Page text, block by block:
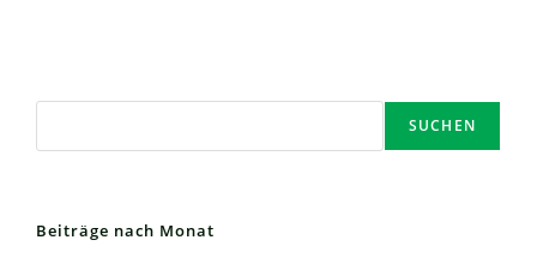
Stadtbibliothek
SUCHEN
Beiträge nach Monat